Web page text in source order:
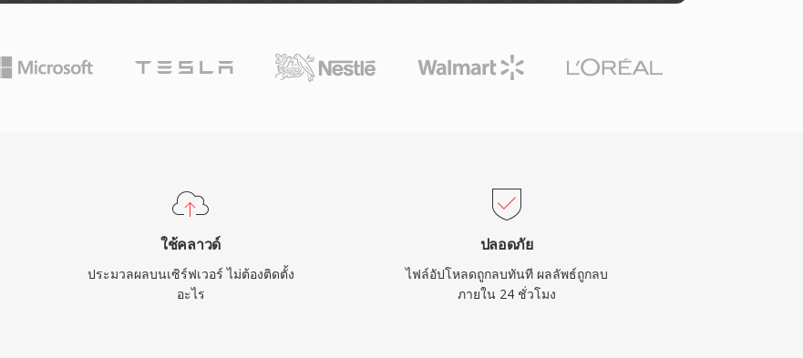
ใช้คลาวด์
ประมวลผลบนเซิร์ฟเวอร์ ไม่ต้องติดตั้ง
อะไร
ปลอดภัย
ไฟล์อัปโหลดถูกลบทันที ผลลัพธ์ถูกลบ
ภายใน 24 ชั่วโมง